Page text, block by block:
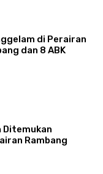
di Perairan
dan 8 ABK
Ditemukan
Rambang